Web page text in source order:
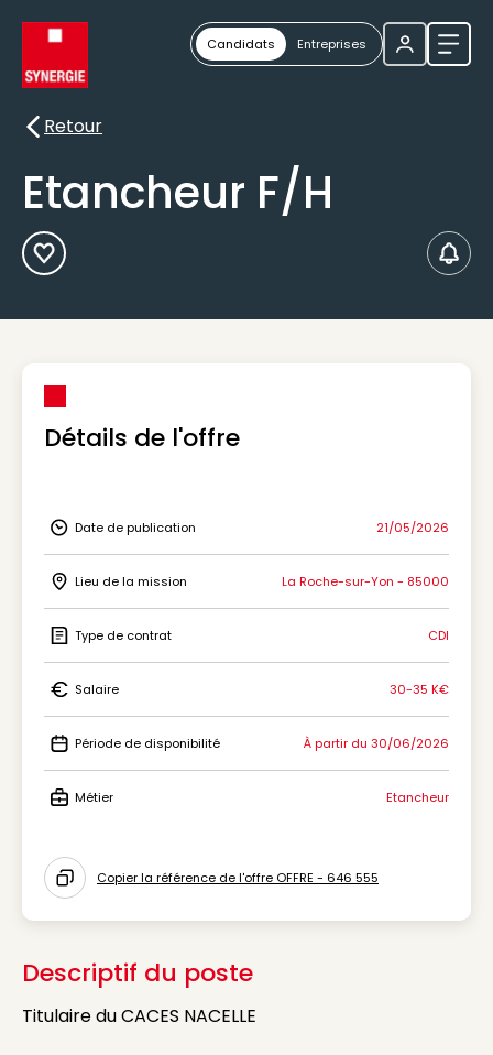
Candidats Entreprises
Retour
Retour
Etancheur F/H
Ajouter aux Favoris
Détails de l'offre
Icon Date de publication
Date de publication 21/05/2026
Icon Lieu de la mission
Lieu de la mission La Roche-sur-Yon - 85000
Icon Type de contrat
Type de contrat CDI
Icon Salaire
Salaire 30-35 K€
Icon Période de disponibilité
Période de disponibilité À partir du 30/06/2026
Métier Etancheur
Icon copy to clipboard
Copier la référence de l'offre OFFRE - 646 555
Descriptif du poste
Titulaire du CACES NACELLE